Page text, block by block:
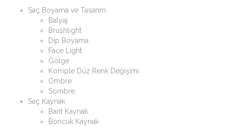
Saç Boyama ve Tasarım
Balyaj
Brushlight
Dip Boyama
Face Light
Gölge
Komple Düz Renk Değişimi
Ombre
Sombre
Saç Kaynak
Bant Kaynak
Boncuk Kaynak